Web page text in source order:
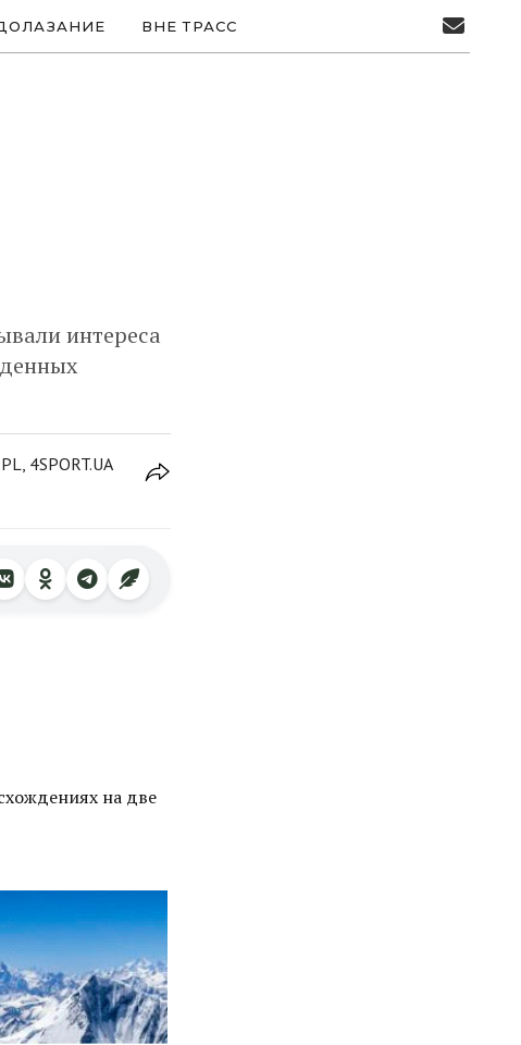
ВНЕ ТРАСС
интереса
4SPORT.UA
на две